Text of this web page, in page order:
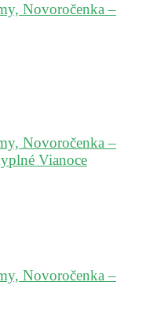
Novoročenka –
Novoročenka –
Vianoce
Novoročenka –